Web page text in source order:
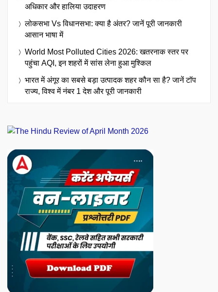
अधिकार और हालिया उदाहरण
लोकसभा Vs विधानसभा: क्या है अंतर? जानें पूरी जानकारी
आसान भाषा में
World Most Polluted Cities 2026: खतरनाक स्तर पर
पहुंचा AQI, इन शहरों में सांस लेना हुआ मुश्किल
भारत में अंगूर का सबसे बड़ा उत्पादक शहर कौन सा है? जानें टॉप
राज्य, विश्व में नंबर 1 देश और पूरी जानकारी